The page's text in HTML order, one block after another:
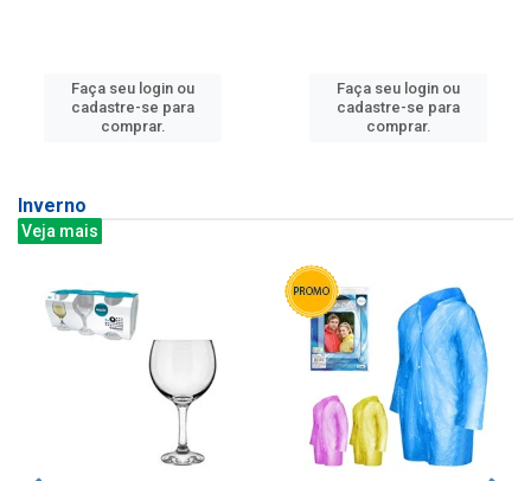
Faça seu login ou
cadastre-se para
comprar.
Faça seu login ou
cadastre-se para
comprar.
Inverno
Veja mais